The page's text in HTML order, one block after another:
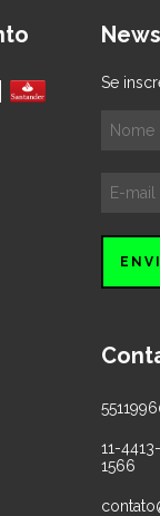
Se
11-
1566